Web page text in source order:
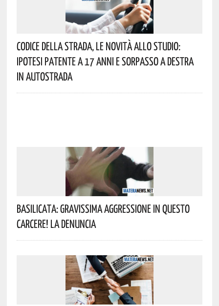
Codice Della Strada, Le Novità Allo Studio:
Ipotesi Patente A 17 Anni E Sorpasso A Destra
In Autostrada
Basilicata: Gravissima Aggressione In Questo
Carcere! La Denuncia